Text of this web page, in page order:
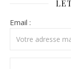
Email :